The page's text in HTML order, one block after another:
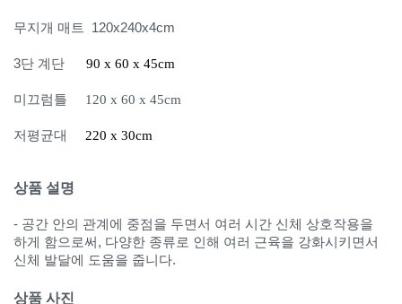
무지개 매트 120x240x4cm
3단 계단 90 x 60 x 45cm
미끄럼틀 120 x 60 x 45cm
저평균대 220 x 30cm
상품 설명
- 공간 안의 관계에 중점을 두면서 여러 시간 신체 상호작용을
하게 함으로써, 다양한 종류로 인해 여러 근육을 강화시키면서
신체 발달에 도움을 줍니다.
상품 사진